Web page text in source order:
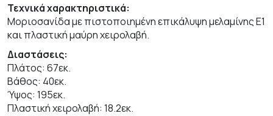
Τεχνικά χαρακτηριστικά:
Μοριοσανίδα με πιστοποιημένη επικάλυψη μελαμίνης Ε1
και πλαστική μαύρη χειρολαβή.
Διαστάσεις:
Πλάτος: 67εκ.
Βάθος: 40εκ.
Ύψος: 195εκ.
Πλαστική χειρολαβή: 18.2εκ.